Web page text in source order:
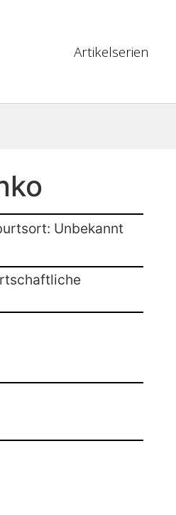
Artikelserien
Unbekannt